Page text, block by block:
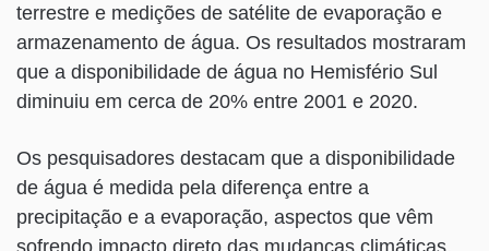
terrestre e medições de satélite de evaporação e
armazenamento de água. Os resultados mostraram
que a disponibilidade de água no Hemisfério Sul
diminuiu em cerca de 20% entre 2001 e 2020.
Os pesquisadores destacam que a disponibilidade
de água é medida pela diferença entre a
precipitação e a evaporação, aspectos que vêm
sofrendo impacto direto das mudanças climáticas,